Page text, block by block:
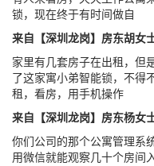
锁，现在终于有时间做自
来自【深圳龙岗】房东胡女
家里有几套房子在出租，但
了这家寓小弟智能锁，不得
租，看房，用手机操作
来自【深圳龙岗】房东杨女
你们公司的那个公寓管理系
用微信就能观察几十个房间